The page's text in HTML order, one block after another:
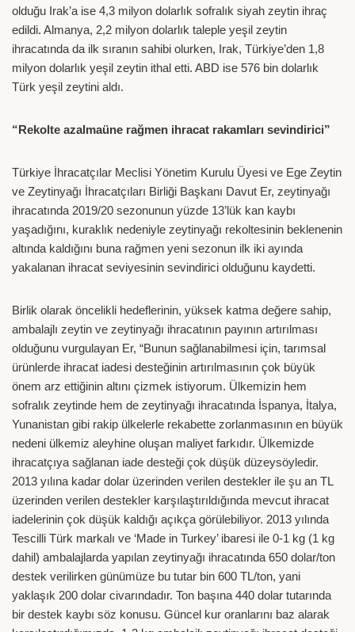
olduğu Irak’a ise 4,3 milyon dolarlık sofralık siyah zeytin ihraç
edildi. Almanya, 2,2 milyon dolarlık taleple yeşil zeytin
ihracatında da ilk sıranın sahibi olurken, Irak, Türkiye’den 1,8
milyon dolarlık yeşil zeytin ithal etti. ABD ise 576 bin dolarlık
Türk yeşil zeytini aldı.
“Rekolte azalmaüne rağmen ihracat rakamları sevindirici”
Türkiye İhracatçılar Meclisi Yönetim Kurulu Üyesi ve Ege Zeytin
ve Zeytinyağı İhracatçıları Birliği Başkanı Davut Er, zeytinyağı
ihracatında 2019/20 sezonunun yüzde 13’lük kan kaybı
yaşadığını, kuraklık nedeniyle zeytinyağı rekoltesinin beklenenin
altında kaldığını buna rağmen yeni sezonun ilk iki ayında
yakalanan ihracat seviyesinin sevindirici olduğunu kaydetti.
Birlik olarak öncelikli hedeflerinin, yüksek katma değere sahip,
ambalajlı zeytin ve zeytinyağı ihracatının payının artırılması
olduğunu vurgulayan Er, “Bunun sağlanabilmesi için, tarımsal
ürünlerde ihracat iadesi desteğinin artırılmasının çok büyük
önem arz ettiğinin altını çizmek istiyorum. Ülkemizin hem
sofralık zeytinde hem de zeytinyağı ihracatında İspanya, İtalya,
Yunanistan gibi rakip ülkelerle rekabette zorlanmasının en büyük
nedeni ülkemiz aleyhine oluşan maliyet farkıdır. Ülkemizde
ihracatçıya sağlanan iade desteği çok düşük düzeysöyledir.
2013 yılına kadar dolar üzerinden verilen destekler ile şu an TL
üzerinden verilen destekler karşılaştırıldığında mevcut ihracat
iadelerinin çok düşük kaldığı açıkça görülebiliyor. 2013 yılında
Tescilli Türk markalı ve ‘Made in Turkey’ ibaresi ile 0-1 kg (1 kg
dahil) ambalajlarda yapılan zeytinyağı ihracatında 650 dolar/ton
destek verilirken günümüze bu tutar bin 600 TL/ton, yani
yaklaşık 200 dolar civarındadır. Ton başına 440 dolar tutarında
bir destek kaybı söz konusu. Güncel kur oranlarını baz alarak